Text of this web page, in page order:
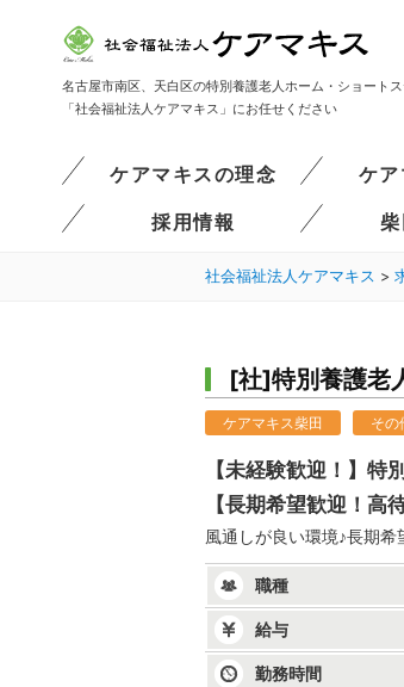
名古屋市南区、天白区の特別養護老人ホーム・ショート
「社会福祉法人ケアマキス」にお任せください
ケアマキスの理念 ケ
採用情報
社会福祉法人ケアマキス >
[社]特別養護老
ケアマキス柴田 その
【未経験歓迎！】
【長期希望歓迎！
風通しが良い環境♪長期
職種
給与
勤務時間